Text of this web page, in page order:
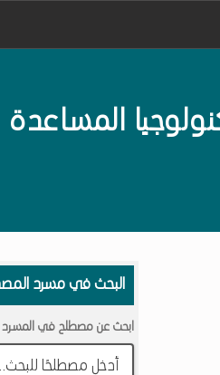
المساعدة
البحث في مسرد
ابحث عن مصطلح في المسرد